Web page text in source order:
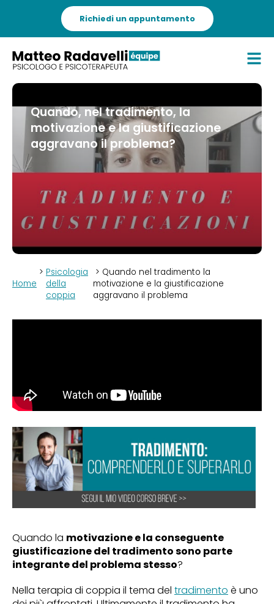
Richiedi un appuntamento
Quando, nel tradimento, la
motivazione e la giustificazione
aggravano il problema?
Home
> Psicologia
della
coppia
> Quando nel tradimento la
motivazione e la giustificazione
aggravano il problema
Quando la motivazione e la conseguente
giustificazione del tradimento sono parte
integrante del problema stesso?
Nella terapia di coppia il tema del tradimento è uno